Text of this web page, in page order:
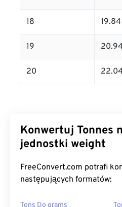
18
19
20
Konwertuj Tonnes
jednostki weight
FreeConvert.com potrafi
następujących formatów:
Tons Do grams